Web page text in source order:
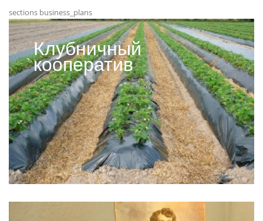
sections business_plans
Клубничный
кооператив